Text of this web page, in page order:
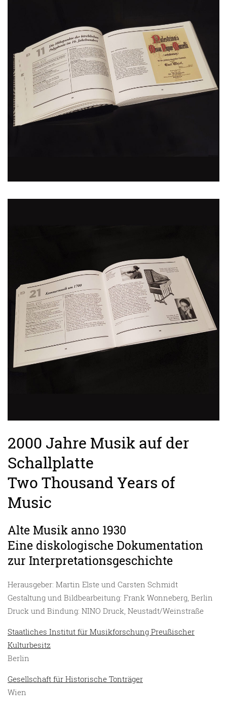
2000 Jahre Musik auf der
Schallplatte
Two Thousand Years of
Music
Alte Musik anno 1930
Eine diskologische Dokumentation
zur Interpretationsgeschichte
Herausgeber: Martin Elste und Carsten Schmidt
Gestaltung und Bildbearbeitung: Frank Wonneberg, Berlin
Druck und Bindung: NINO Druck, Neustadt/Weinstraße
Staatliches Institut für Musikforschung Preußischer
Kulturbesitz
Berlin
Gesellschaft für Historische Tonträger
Wien